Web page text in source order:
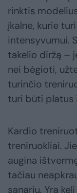
rinktis
įkalne, kurie
intensyvumui.
takelio diržą –
nei bėgioti,
turinčio
turi būti platus
Kardio
treniruokliai.
augina
tačiau
sąnarių. Yra